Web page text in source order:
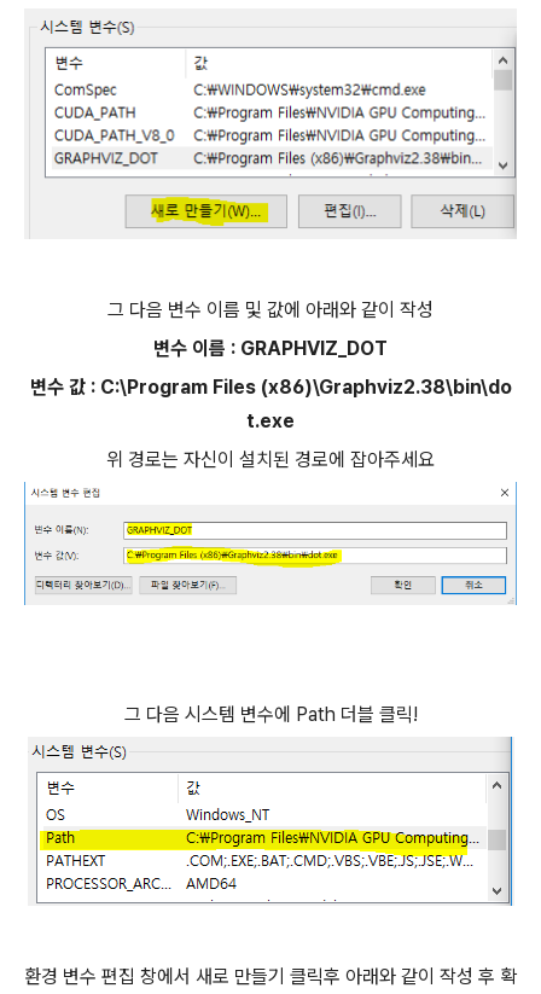
그 다음 변수 이름 및 값에 아래와 같이 작성
변수 이름 : GRAPHVIZ_DOT
변수 값 : C:\Program Files (x86)\Graphviz2.38\bin\do
t.exe
위 경로는 자신이 설치된 경로에 잡아주세요
그 다음 시스템 변수에 Path 더블 클릭!
환경 변수 편집 창에서 새로 만들기 클릭후 아래와 같이 작성 후 확